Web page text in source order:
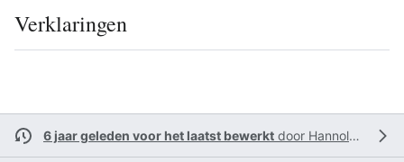
Verklaringen
6 jaar geleden voor het laatst bewerkt door Hannolans